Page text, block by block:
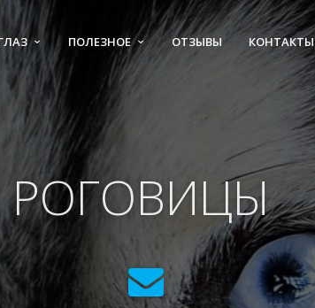
ПОЛЕЗНОЕ ОТЗЫВЫ КОНТАКТЫ
РОГОВИЦЫ